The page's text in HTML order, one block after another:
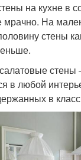
на кухне в
мрачно. На
стены
стены
в любой
в